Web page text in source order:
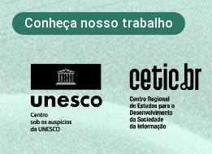
Conheça nosso trabalho